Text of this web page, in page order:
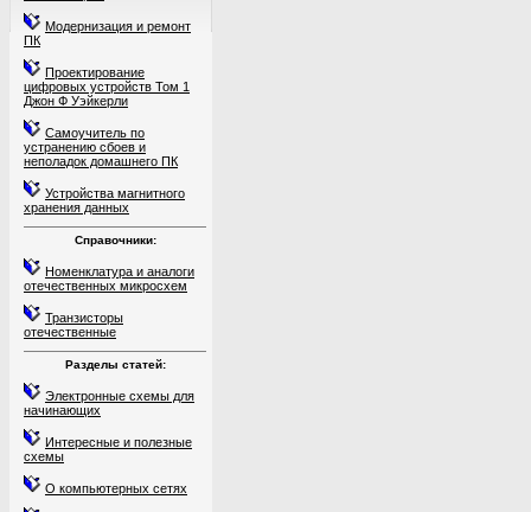
Модернизация и ремонт
ПК
Проектирование
цифровых устройств Том 1
Джон Ф Уэйкерли
Самоучитель по
устранению сбоев и
неполадок домашнего ПК
Устройства магнитного
хранения данных
Справочники:
Номенклатура и аналоги
отечественных микросхем
Транзисторы
отечественные
Разделы статей:
Электронные схемы для
начинающих
Интересные и полезные
схемы
О компьютерных сетях